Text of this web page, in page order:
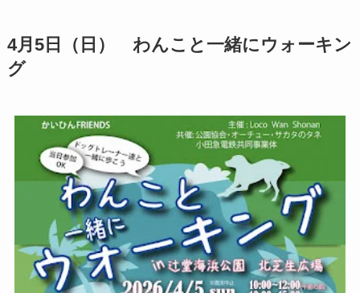
4月5日（日） わんこと一緒にウォーキン
グ